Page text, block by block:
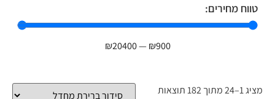
טווח מחירים:
₪900
—
₪20400
מציג 1–24 מתוך 182 תוצאות